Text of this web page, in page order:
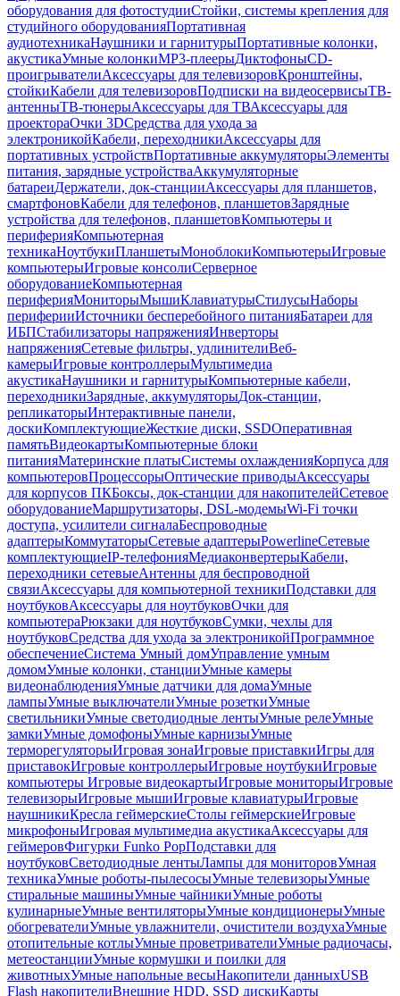
оборудования для фотостудииСтойки, системы крепления для
студийного оборудованияПортативная
аудиотехникаНаушники и гарнитурыПортативные колонки,
акустикаУмные колонкиMP3-плеерыДиктофоныCD-
проигрывателиАксессуары для телевизоровКронштейны,
стойкиКабели для телевизоровПодписки на видеосервисыТВ-
антенныТВ-тюнерыАксессуары для ТВАксессуары для
проектораОчки 3DСредства для ухода за
электроникойКабели, переходникиАксессуары для
портативных устройствПортативные аккумуляторыЭлементы
питания, зарядные устройстваАккумуляторные
батареиДержатели, док-станцииАксессуары для планшетов,
смартфоновКабели для телефонов, планшетовЗарядные
устройства для телефонов, планшетовКомпьютеры и
периферияКомпьютерная
техникаНоутбукиПланшетыМоноблокиКомпьютерыИгровые
компьютерыИгровые консолиСерверное
оборудованиеКомпьютерная
периферияМониторыМышиКлавиатурыСтилусыНаборы
периферииИсточники бесперебойного питанияБатареи для
ИБПСтабилизаторы напряженияИнверторы
напряженияСетевые фильтры, удлинителиВеб-
камерыИгровые контроллерыМультимедиа
акустикаНаушники и гарнитурыКомпьютерные кабели,
переходникиЗарядные, аккумуляторыДок-станции,
репликаторыИнтерактивные панели,
доскиКомплектующиеЖесткие диски, SSDОперативная
памятьВидеокартыКомпьютерные блоки
питанияМатеринские платыСистемы охлажденияКорпуса для
компьютеровПроцессорыОптические приводыАксессуары
для корпусов ПКБоксы, док-станции для накопителейСетевое
оборудованиеМаршрутизаторы, DSL-модемыWi-Fi точки
доступа, усилители сигналаБеспроводные
адаптерыКоммутаторыСетевые адаптерыPowerlineСетевые
комплектующиеIP-телефонияМедиаконвертерыКабели,
переходники сетевыеАнтенны для беспроводной
связиАксессуары для компьютерной техникиПодставки для
ноутбуковАксессуары для ноутбуковОчки для
компьютераРюкзаки для ноутбуковСумки, чехлы для
ноутбуковСредства для ухода за электроникойПрограммное
обеспечениеСистема Умный домУправление умным
домомУмные колонки, станцииУмные камеры
видеонаблюденияУмные датчики для домаУмные
лампыУмные выключателиУмные розеткиУмные
светильникиУмные светодиодные лентыУмные релеУмные
замкиУмные домофоныУмные карнизыУмные
терморегуляторыИгровая зонаИгровые приставкиИгры для
приставокИгровые контроллерыИгровые ноутбукиИгровые
компьютеры Игровые видеокартыИгровые мониторыИгровые
телевизорыИгровые мышиИгровые клавиатурыИгровые
наушникиКресла геймерскиеСтолы геймерскиеИгровые
микрофоныИгровая мультимедиа акустикаАксессуары для
геймеровФигурки Funko PopПодставки для
ноутбуковСветодиодные лентыЛампы для мониторовУмная
техникаУмные роботы-пылесосыУмные телевизорыУмные
стиральные машиныУмные чайникиУмные роботы
кулинарныеУмные вентиляторыУмные кондиционерыУмные
обогревателиУмные увлажнители, очистители воздухаУмные
отопительные котлыУмные проветривателиУмные радиочасы,
метеостанцииУмные кормушки и поилки для
животныхУмные напольные весыНакопители данныхUSB
Flash накопителиВнешние HDD, SSD дискиКарты